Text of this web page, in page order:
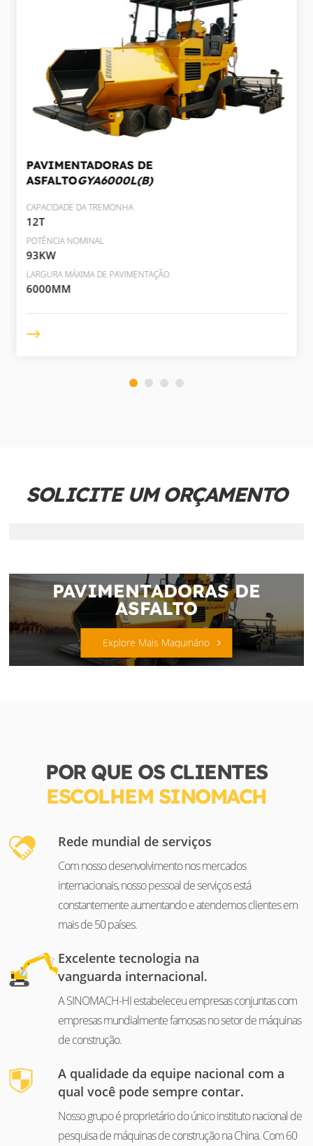
PAVIMENTADORAS DE
ASFALTOGYA6000L(B)
CAPACIDADE DA TREMONHA
12T
POTÊNCIA NOMINAL
93KW
LARGURA MÁXIMA DE PAVIMENTAÇÃO
6000MM
SOLICITE UM ORÇAMENTO
PAVIMENTADORAS DE
ASFALTO
Explore Mais Maquinário
POR QUE OS CLIENTES
ESCOLHEM SINOMACH
Rede mundial de serviços
Com nosso desenvolvimento nos mercados
internacionais, nosso pessoal de serviços está
constantemente aumentando e atendemos clientes em
mais de 50 países.
Excelente tecnologia na
vanguarda internacional.
A SINOMACH-HI estabeleceu empresas conjuntas com
empresas mundialmente famosas no setor de máquinas
de construção.
A qualidade da equipe nacional com a
qual você pode sempre contar.
Nosso grupo é proprietário do único instituto nacional de
pesquisa de máquinas de construção na China. Com 60